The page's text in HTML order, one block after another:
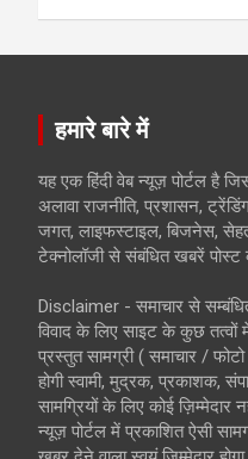
हमारे बारे में
यह एक हिंदी वेब न्यूज़ पोर्टल है
अलावा राजनीति, प्रशासन,
जगत, लाइफस्टाइल, बिजनेस,
टेक्नोलॉजी से संबंधित खबरें पोस्ट
Disclaimer - समाचार से
विवाद के लिए साइट के कुछ तत्वों में
प्रस्तुत सामग्री ( समाचार /
होगी स्वामी, मुद्रक, प्रकाशक,
सामग्रियों के लिए कोई ज़िम्मेदार
न्यूज़ पोर्टल में प्रकाशित ऐसी